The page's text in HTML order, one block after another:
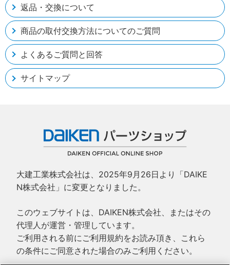
返品・交換について
商品の取付交換方法についてのご質問
よくあるご質問と回答
サイトマップ
大建工業株式会社は、2025年9月26日より「DAIKE
N株式会社」に変更となりました。
このウェブサイトは、DAIKEN株式会社、またはその
代理人が運営・管理しています。
ご利用される前にご利用規約をお読み頂き、これら
の条件にご同意された場合のみご利用ください。